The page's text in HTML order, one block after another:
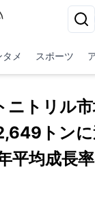
タメ スポーツ
ニトリル
トンに
年平均成長